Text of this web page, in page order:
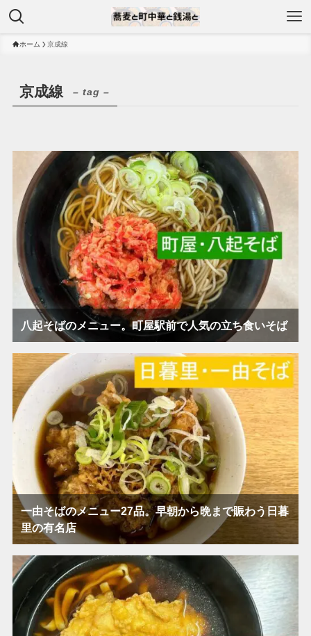
ホーム 京成線
京成線 – tag –
八起そばのメニュー。町屋駅前で人気の立ち食いそば
一由そばのメニュー27品。早朝から晩まで賑わう日暮
里の有名店